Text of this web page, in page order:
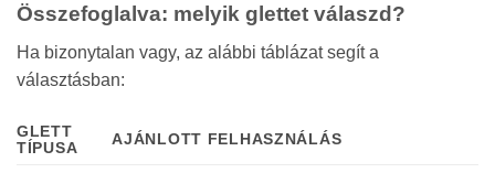
Összefoglalva: melyik glettet válaszd?
Ha bizonytalan vagy, az alábbi táblázat segít a
választásban:
GLETT
TÍPUSA
AJÁNLOTT FELHASZNÁLÁS